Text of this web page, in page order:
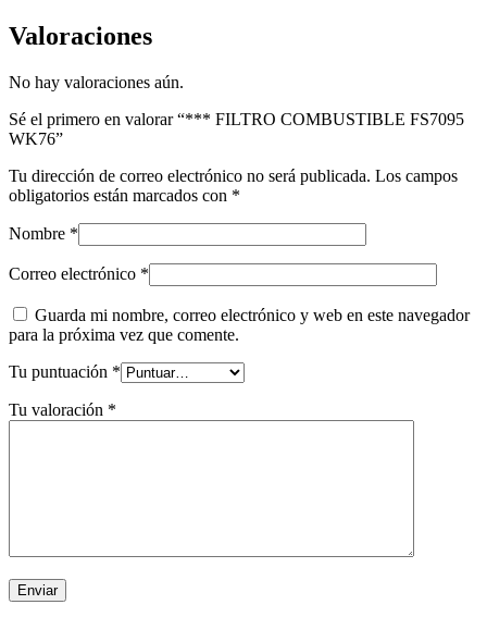
Valoraciones
No hay valoraciones aún.
Sé el primero en valorar “*** FILTRO COMBUSTIBLE FS7095
WK76”
Tu dirección de correo electrónico no será publicada. Los campos
obligatorios están marcados con *
Nombre *
Correo electrónico *
Guarda mi nombre, correo electrónico y web en este navegador
para la próxima vez que comente.
Tu puntuación *
Tu valoración *